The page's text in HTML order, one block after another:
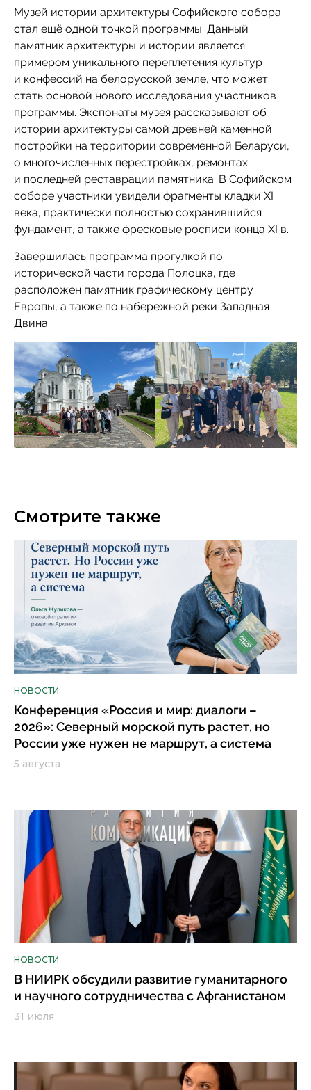
Музей истории архитектуры Софийского собора
стал ещё одной точкой программы. Данный
памятник архитектуры и истории является
примером уникального переплетения культур
и конфессий на белорусской земле, что может
стать основой нового исследования участников
программы. Экспонаты музея рассказывают об
истории архитектуры самой древней каменной
постройки на территории современной Беларуси,
о многочисленных перестройках, ремонтах
и последней реставрации памятника. В Софийском
соборе участники увидели фрагменты кладки ХІ
века, практически полностью сохранившийся
фундамент, а также фресковые росписи конца ХІ в.
Завершилась программа прогулкой по
исторической части города Полоцка, где
расположен памятник графическому центру
Европы, а также по набережной реки Западная
Двина.
Смотрите также
НОВОСТИ
Конференция «Россия и мир: диалоги –
2026»: Северный морской путь растет, но
России уже нужен не маршрут, а система
5 августа
НОВОСТИ
В НИИРК обсудили развитие гуманитарного
и научного сотрудничества с Афганистаном
31 июля